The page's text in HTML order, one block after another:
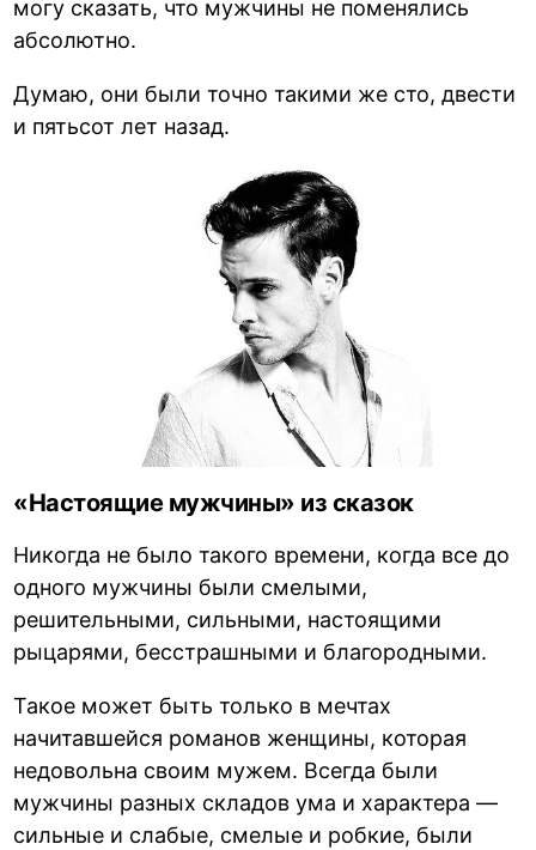
могу сказать, что мужчины не поменялись
абсолютно.
Думаю, они были точно такими же сто, двести
и пятьсот лет назад.
«Настоящие мужчины» из сказок
Никогда не было такого времени, когда все до
одного мужчины были смелыми,
решительными, сильными, настоящими
рыцарями, бесстрашными и благородными.
Такое может быть только в мечтах
начитавшейся романов женщины, которая
недовольна своим мужем. Всегда были
мужчины разных складов ума и характера —
сильные и слабые, смелые и робкие, были